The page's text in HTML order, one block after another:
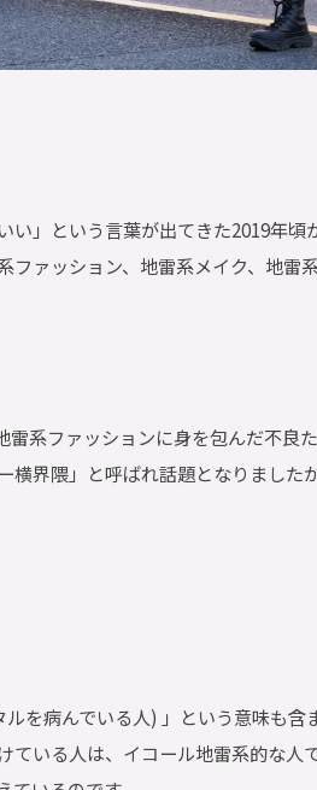
い」という言葉が出てきた2019年
ファッション、地雷系メイク、地雷
雷系ファッションに身を包んだ不
横界隈」と呼ばれ話題となりまし
を病んでいる人) 」という意味も
ている人は、イコール地雷系的な人